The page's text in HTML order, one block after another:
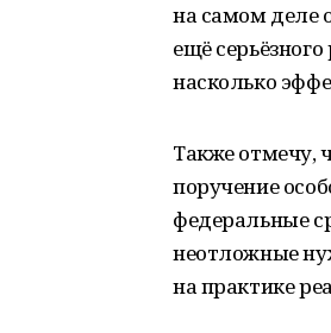
на самом деле
ещё
насколько
Также отмечу,
поручение
федеральные
неотложные
на практике